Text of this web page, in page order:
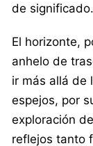
de significado.
El horizonte,
anhelo de
ir más allá de
espejos, por
exploración
reflejos tanto